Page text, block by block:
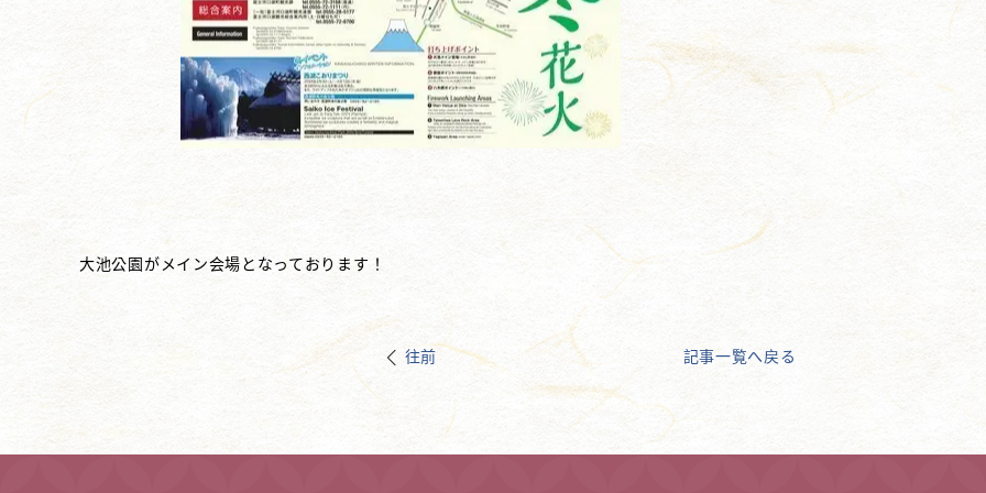
大池公園がメイン会場となっております！
往前 記事一覧へ戻る